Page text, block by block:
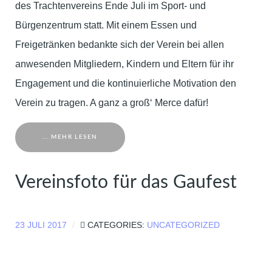
des Trachtenvereins Ende Juli im Sport- und
Bürgenzentrum statt. Mit einem Essen und
Freigetränken bedankte sich der Verein bei allen
anwesenden Mitgliedern, Kindern und Eltern für ihr
Engagement und die kontinuierliche Motivation den
Verein zu tragen. A ganz a groß‘ Merce dafür!
... MEHR LESEN
Vereinsfoto für das Gaufest
23 JULI 2017 CATEGORIES: UNCATEGORIZED